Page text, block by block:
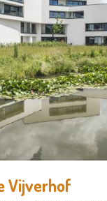
Vijverhof